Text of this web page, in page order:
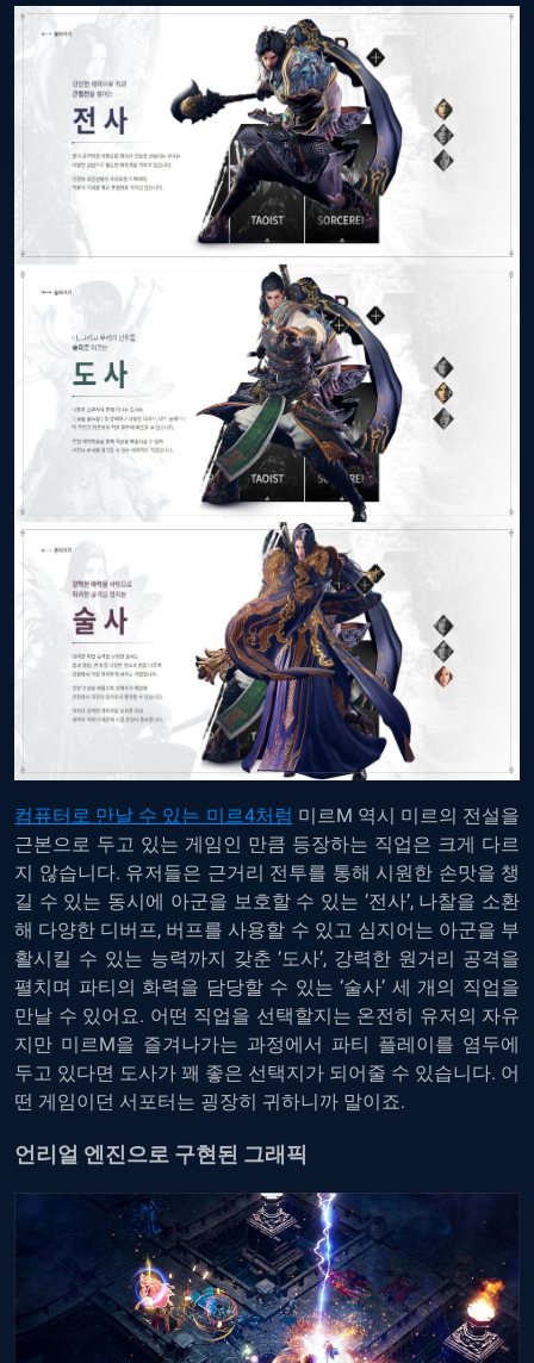
컴퓨터로 만날 수 있는 미르4처럼 미르M 역시 미르의 전설을
근본으로 두고 있는 게임인 만큼 등장하는 직업은 크게 다르
지 않습니다. 유저들은 근거리 전투를 통해 시원한 손맛을 챙
길 수 있는 동시에 아군을 보호할 수 있는 ‘전사’, 나찰을 소환
해 다양한 디버프, 버프를 사용할 수 있고 심지어는 아군을 부
활시킬 수 있는 능력까지 갖춘 ‘도사’, 강력한 원거리 공격을
펼치며 파티의 화력을 담당할 수 있는 ‘술사’ 세 개의 직업을
만날 수 있어요. 어떤 직업을 선택할지는 온전히 유저의 자유
지만 미르M을 즐겨나가는 과정에서 파티 플레이를 염두에
두고 있다면 도사가 꽤 좋은 선택지가 되어줄 수 있습니다. 어
떤 게임이던 서포터는 굉장히 귀하니까 말이죠.
언리얼 엔진으로 구현된 그래픽